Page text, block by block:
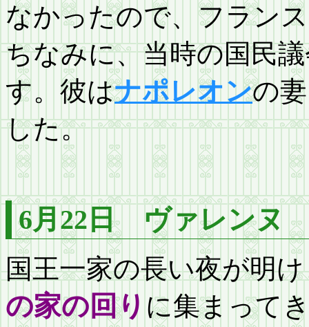
なかったので、フラン
ちなみに、当時の国民
す。彼はナポレオンの
した。
6月22日 ヴァレンヌ
国王一家の長い夜が明
の家の回り に集まって